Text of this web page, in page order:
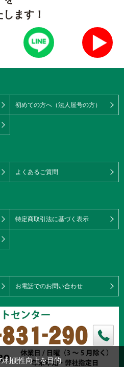
ます！
初めての方へ（法人屋号の方）
よくあるご質問
特定商取引法に基づく表示
お電話でのお問い合わせ
利便性向上を目的